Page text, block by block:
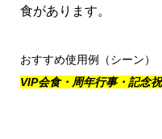
食があります。
おすすめ使用例（シーン）
VIP会食・周年行事・記念